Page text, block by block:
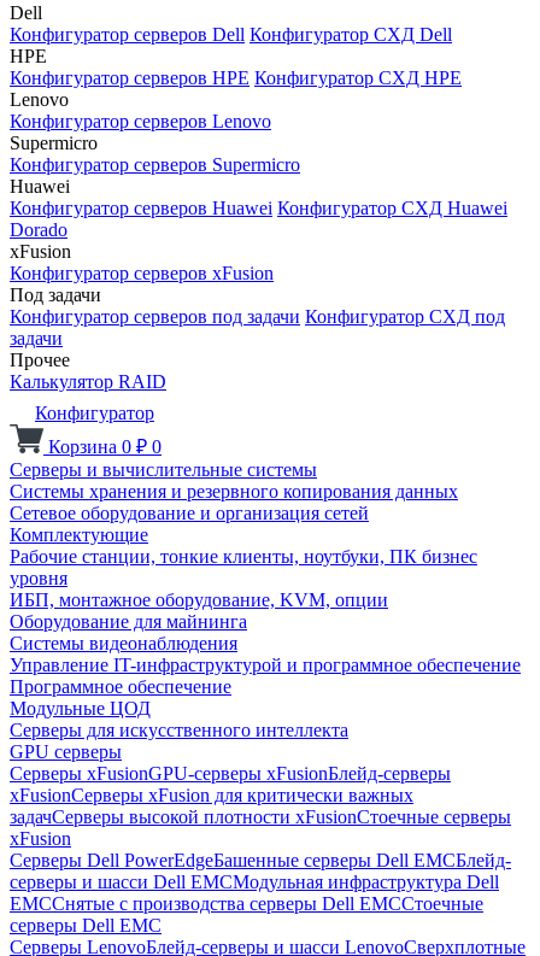
Dell
Конфигуратор серверов Dell Конфигуратор СХД Dell
HPE
Конфигуратор серверов HPE Конфигуратор СХД HPE
Lenovo
Конфигуратор серверов Lenovo
Supermicro
Конфигуратор серверов Supermicro
Huawei
Конфигуратор серверов Huawei Конфигуратор СХД Huawei
Dorado
xFusion
Конфигуратор серверов xFusion
Под задачи
Конфигуратор серверов под задачи Конфигуратор СХД под
задачи
Прочее
Калькулятор RAID
Конфигуратор
Корзина 0 ₽ 0
Серверы и вычислительные системы
Системы хранения и резервного копирования данных
Сетевое оборудование и организация сетей
Комплектующие
Рабочие станции, тонкие клиенты, ноутбуки, ПК бизнес
уровня
ИБП, монтажное оборудование, KVM, опции
Оборудование для майнинга
Системы видеонаблюдения
Управление IT-инфраструктурой и программное обеспечение
Программное обеспечение
Модульные ЦОД
Серверы для искусственного интеллекта
GPU серверы
Серверы xFusionGPU-серверы xFusionБлейд-серверы
xFusionСерверы xFusion для критически важных
задачСерверы высокой плотности xFusionСтоечные серверы
xFusion
Серверы Dell PowerEdgeБашенные серверы Dell EMCБлейд-
серверы и шасси Dell EMCМодульная инфраструктура Dell
EMCСнятые с производства серверы Dell EMCСтоечные
серверы Dell EMC
Серверы LenovoБлейд-серверы и шасси LenovoСверхплотные